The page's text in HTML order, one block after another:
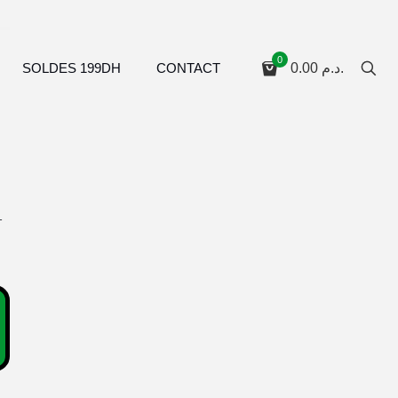
SOLDES 199DH CONTACT
0
0.00 د.م.